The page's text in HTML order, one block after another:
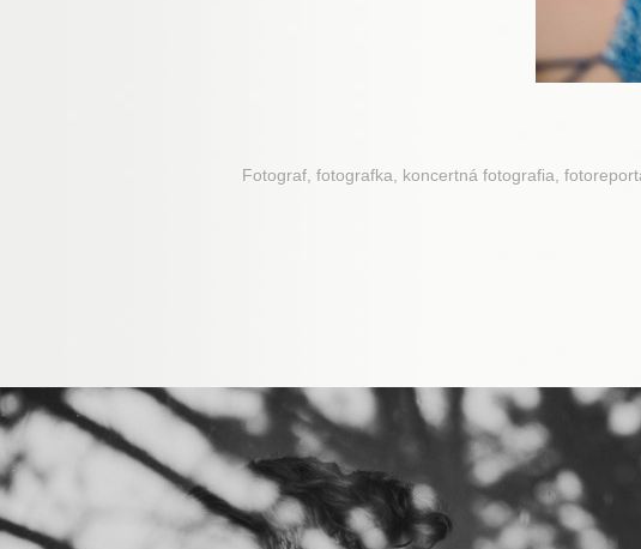
Fotograf, fotografka, koncertná fotografia,